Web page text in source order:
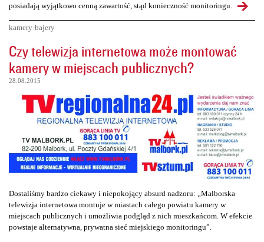
posiadają wyjątkowo cenną zawartość, stąd konieczność monitoringu.
kamery-bajery
Czy telewizja internetowa może montować
kamery w miejscach publicznych?
28.08.2015
Dostaliśmy bardzo ciekawy i niepokojący absurd nadzoru: „Malborska
telewizja internetowa montuje w miastach całego powiatu kamery w
miejscach publicznych i umożliwia podgląd z nich mieszkańcom. W efekcie
powstaje alternatywna, prywatna sieć miejskiego monitoringu”.